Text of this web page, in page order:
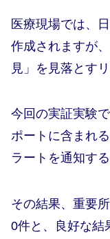
医療現場では、
作成されますが
見」を見落とす
今回の実証実験
ポートに含まれ
ラートを通知す
その結果、重要
0件と、良好な結